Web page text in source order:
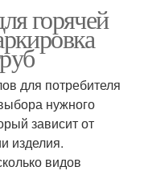
горячей
для потребителя
нужного
зависит от
изделия.
видов